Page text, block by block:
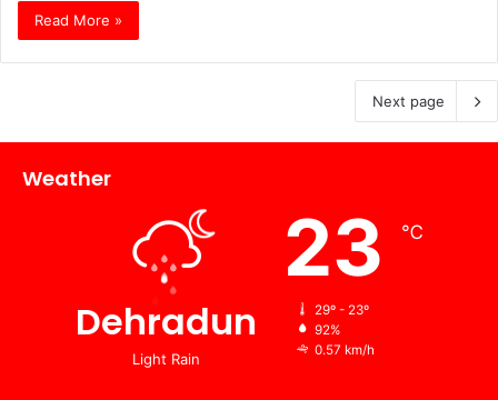
Read More »
Next page
Weather
Dehradun
Light Rain
23 ℃
29º - 23º
92%
0.57 km/h